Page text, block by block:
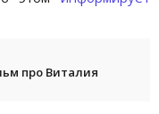
про Виталия